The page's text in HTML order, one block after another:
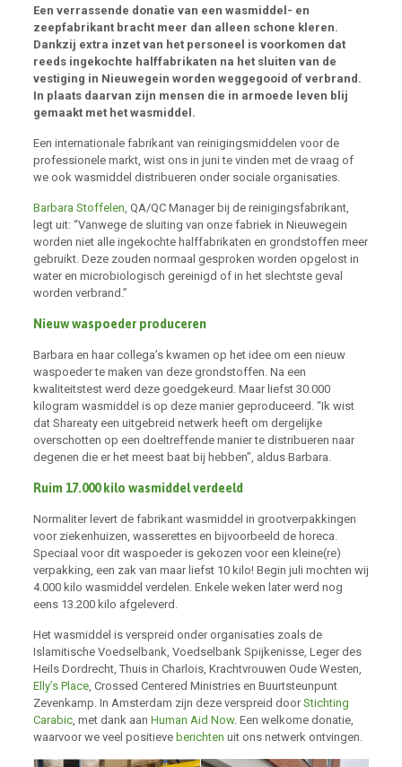
Een verrassende donatie van een wasmiddel- en
zeepfabrikant bracht meer dan alleen schone kleren.
Dankzij extra inzet van het personeel is voorkomen dat
reeds ingekochte halffabrikaten na het sluiten van de
vestiging in Nieuwegein worden weggegooid of verbrand.
In plaats daarvan zijn mensen die in armoede leven blij
gemaakt met het wasmiddel.
Een internationale fabrikant van reinigingsmiddelen voor de
professionele markt, wist ons in juni te vinden met de vraag of
we ook wasmiddel distribueren onder sociale organisaties.
Barbara Stoffelen, QA/QC Manager bij de reinigingsfabrikant,
legt uit: “Vanwege de sluiting van onze fabriek in Nieuwegein
worden niet alle ingekochte halffabrikaten en grondstoffen meer
gebruikt. Deze zouden normaal gesproken worden opgelost in
water en microbiologisch gereinigd of in het slechtste geval
worden verbrand.”
Nieuw waspoeder produceren
Barbara en haar collega’s kwamen op het idee om een nieuw
waspoeder te maken van deze grondstoffen. Na een
kwaliteitstest werd deze goedgekeurd. Maar liefst 30.000
kilogram wasmiddel is op deze manier geproduceerd. “Ik wist
dat Shareaty een uitgebreid netwerk heeft om dergelijke
overschotten op een doeltreffende manier te distribueren naar
degenen die er het meest baat bij hebben”, aldus Barbara.
Ruim 17.000 kilo wasmiddel verdeeld
Normaliter levert de fabrikant wasmiddel in grootverpakkingen
voor ziekenhuizen, wasserettes en bijvoorbeeld de horeca.
Speciaal voor dit waspoeder is gekozen voor een kleine(re)
verpakking, een zak van maar liefst 10 kilo! Begin juli mochten wij
4.000 kilo wasmiddel verdelen. Enkele weken later werd nog
eens 13.200 kilo afgeleverd.
Het wasmiddel is verspreid onder organisaties zoals de
Islamitische Voedselbank, Voedselbank Spijkenisse, Leger des
Heils Dordrecht, Thuis in Charlois, Krachtvrouwen Oude Westen,
Elly’s Place, Crossed Centered Ministries en Buurtsteunpunt
Zevenkamp. In Amsterdam zijn deze verspreid doorStichting
Carabic, met dank aan Human Aid Now. Een welkome donatie,
waarvoor we veel positieve berichten uit ons netwerk ontvingen.